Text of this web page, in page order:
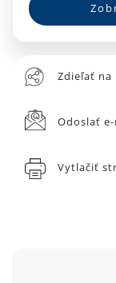
Zdieľať na
Odoslať
Vytlačiť